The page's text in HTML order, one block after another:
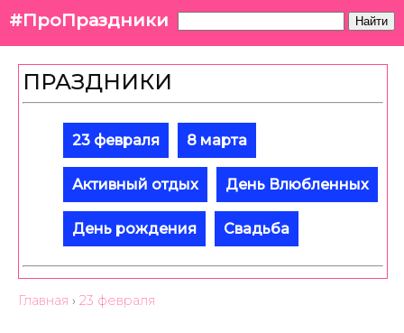
#ПроПраздники Найти
ПРАЗДНИКИ
23 февраля 8 марта
Активный отдых День Влюбленных
День рождения Свадьба
Главная › 23 февраля